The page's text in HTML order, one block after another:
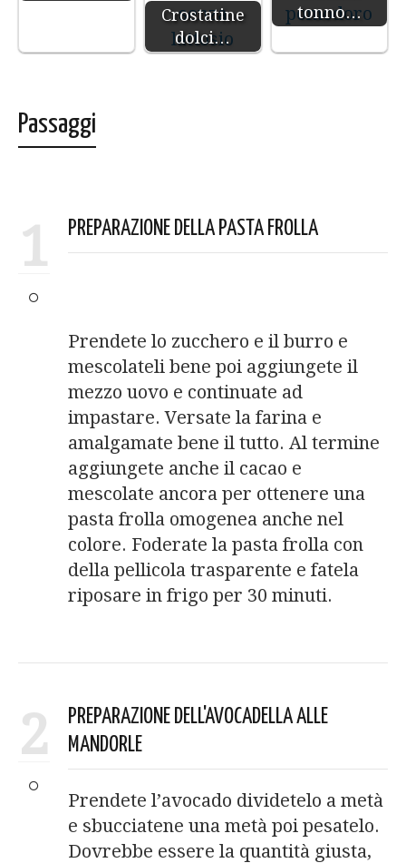
Crostatine
dolci…
tonno…
Passaggi
1 PREPARAZIONE DELLA PASTA FROLLA
Prendete lo zucchero e il burro e
mescolateli bene poi aggiungete il
mezzo uovo e continuate ad
impastare. Versate la farina e
amalgamate bene il tutto. Al termine
aggiungete anche il cacao e
mescolate ancora per ottenere una
pasta frolla omogenea anche nel
colore. Foderate la pasta frolla con
della pellicola trasparente e fatela
riposare in frigo per 30 minuti.
2
PREPARAZIONE DELL'AVOCADELLA ALLE
MANDORLE
Prendete l’avocado dividetelo a metà
e sbucciatene una metà poi pesatelo.
Dovrebbe essere la quantità giusta,